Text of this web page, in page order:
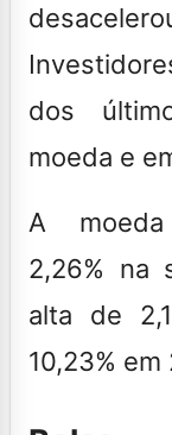
dos
moeda e
A moeda
2,26% na
alta de
10,23% em